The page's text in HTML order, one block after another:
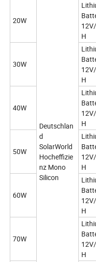
20W
Deutschlan
d
SolarWorld
Hocheffizie
nz Mono
Silicon
H
30W
H
40W
H
50W
H
60W
H
70W
H